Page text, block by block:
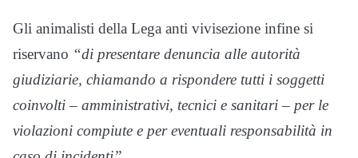
Gli animalisti della Lega anti vivisezione infine si
riservano “di presentare denuncia alle autorità
giudiziarie, chiamando a rispondere tutti i soggetti
coinvolti – amministrativi, tecnici e sanitari – per le
violazioni compiute e per eventuali responsabilità in